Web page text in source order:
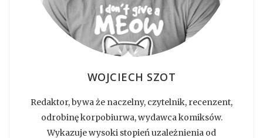
WOJCIECH SZOT
Redaktor, bywa że naczelny, czytelnik, recenzent,
odrobinę korpobiurwa, wydawca komiksów.
Wykazuje wysoki stopień uzależnienia od